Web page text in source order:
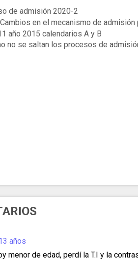
de admisión 2020-2
en el mecanismo de
año 2015 calendarios A y B
no se saltan los procesos de
años
menor de edad, perdí la T.I y la